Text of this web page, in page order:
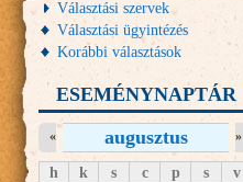
Választási szervek
Választási ügyintézés
Korábbi választások
ESEMÉNYNAPTÁR
augusztus
« »
h k s c p s
v